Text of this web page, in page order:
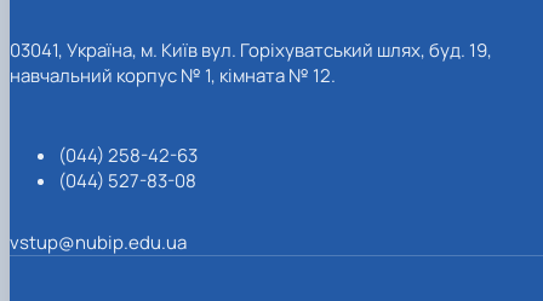
03041, Україна, м. Київ вул. Горіхуватський шлях, буд. 19,
навчальний корпус № 1, кімната № 12.
(044) 258-42-63
(044) 527-83-08
vstup@nubip.edu.ua